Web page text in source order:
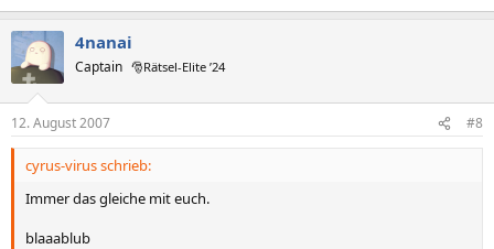
4nanai
Captain 🎅Rätsel-Elite ’24
12. August 2007 #8
cyrus-virus schrieb:
Immer das gleiche mit euch.
blaaablub